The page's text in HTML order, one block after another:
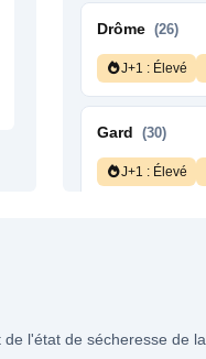
Drôme (26)
J+1 : Élevé
Gard (30)
J+1 : Élevé
Pyrénées-
l'état de sécheresse de